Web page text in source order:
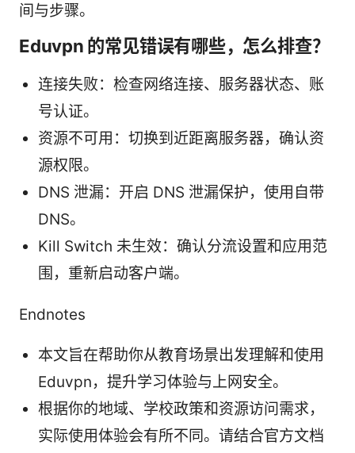
间与步骤。
Eduvpn 的常见错误有哪些，怎么排查？
连接失败：检查网络连接、服务器状态、账
号认证。
资源不可用：切换到近距离服务器，确认资
源权限。
DNS 泄漏：开启 DNS 泄漏保护，使用自带
DNS。
Kill Switch 未生效：确认分流设置和应用范
围，重新启动客户端。
Endnotes
本文旨在帮助你从教育场景出发理解和使用
Eduvpn，提升学习体验与上网安全。
根据你的地域、学校政策和资源访问需求，
实际使用体验会有所不同。请结合官方文档